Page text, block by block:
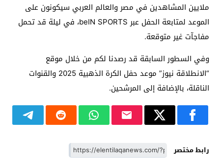
ملايين المشاهدين في مصر والعالم العربي سيكونون على
الموعد لمتابعة الحفل عبر beIN SPORTS، في ليلة قد تحمل
مفاجآت غير متوقعة.
وفي السطور السابقة قد رصدنا لكم من خلال موقع
“الانطلاقة نيوز” موعد حفل الكرة الذهبية 2025 والقنوات
الناقلة، بالإضافة إلى المرشحين.
رابط مختصر